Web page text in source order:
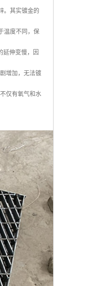
。其实镀金的
温度不同，保
延伸变慢，因
增加，无法镀
仅有氧气和水